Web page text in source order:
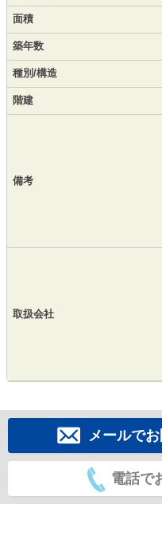
面積
築年数
種別/構造
階建
備考
取扱会社
メールで
電話で